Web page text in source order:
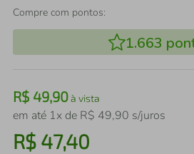
Compre com pontos:
1.663
R$ 49,90à vista
em até 1x de R$ 49,90 s/juros
R$ 47,40